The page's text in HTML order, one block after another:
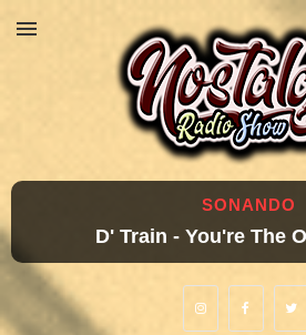
SONANDO
D' Train - You're The